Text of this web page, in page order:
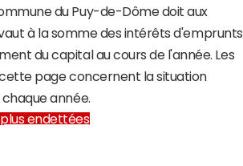
du Puy-de-Dôme doit aux
à la somme des intérêts d'emprunts
du capital au cours de l'année. Les
page concernent la situation
année.
plus endettées